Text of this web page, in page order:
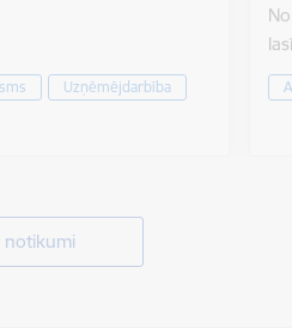
Uzņēmējdarbība
notikumi